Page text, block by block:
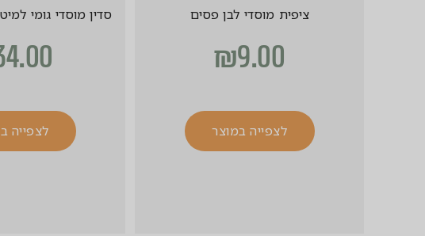
ציפית מוסדי לבן פסים
₪9.00
לצפייה במוצר
סדין מוסדי גומי
לצפייה